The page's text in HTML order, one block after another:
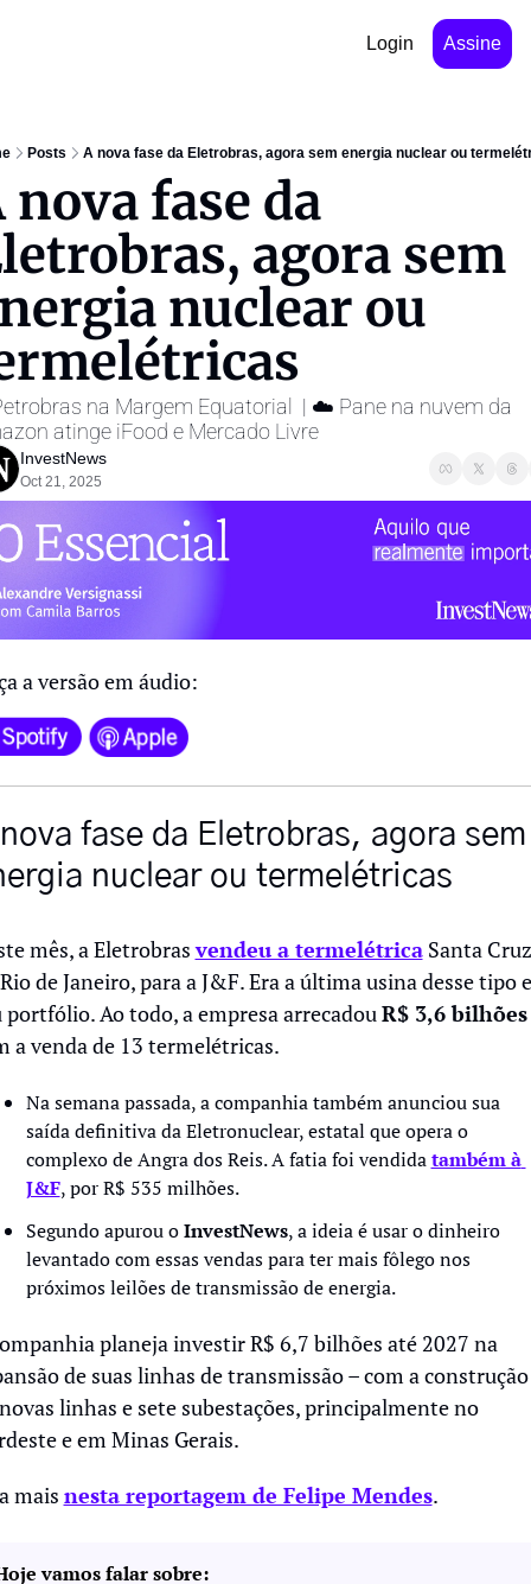
Login Assine
Posts A nova fase da Eletrobras, agora sem energia nuclear ou
nova fase da
agora sem
nuclear ou
na Margem Equatorial  | ☁️ Pane na nuvem da
atinge iFood e Mercado Livre
InvestNews ㅤ
Oct 21, 2025
a versão em áudio:
fase da Eletrobras, agora sem
nuclear ou termelétricas
mês, a Eletrobras vendeu a termelétrica Santa
de Janeiro, para a J&F. Era a última usina desse tipo
portfólio. Ao todo, a empresa arrecadou R$ 3,6 bilhões
a venda de 13 termelétricas.
Na semana passada, a companhia também anunciou sua
saída definitiva da Eletronuclear, estatal que opera o
complexo de Angra dos Reis. A fatia foi vendida também à
J&F, por R$ 535 milhões.
Segundo apurou o InvestNews, a ideia é usar o dinheiro
levantado com essas vendas para ter mais fôlego nos
próximos leilões de transmissão de energia.
planeja investir R$ 6,7 bilhões até 2027 na
de suas linhas de transmissão – com a
linhas e sete subestações, principalmente no
e em Minas Gerais.
mais nesta reportagem de Felipe Mendes.
vamos falar sobre: